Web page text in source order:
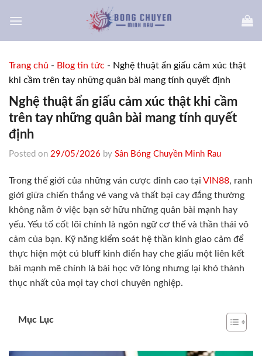
Trang chủ - Blog tin tức - Nghệ thuật ẩn giấu cảm xúc thật
khi cầm trên tay những quân bài mang tính quyết định
Nghệ thuật ẩn giấu cảm xúc thật khi cầm
trên tay những quân bài mang tính quyết
định
Posted on 29/05/2026 by Sân Bóng Chuyền Minh Rau
Trong thế giới của những ván cược đỉnh cao tại VIN88, ranh
giới giữa chiến thắng vẻ vang và thất bại cay đắng thường
không nằm ở việc bạn sở hữu những quân bài mạnh hay
yếu. Yếu tố cốt lõi chính là ngôn ngữ cơ thể và thần thái vô
cảm của bạn. Kỹ năng kiểm soát hệ thần kinh giao cảm để
thực hiện một cú bluff kinh điển hay che giấu một liên kết
bài mạnh mẽ chính là bài học vỡ lòng nhưng lại khó thành
thục nhất của mọi tay chơi chuyên nghiệp.
Mục Lục